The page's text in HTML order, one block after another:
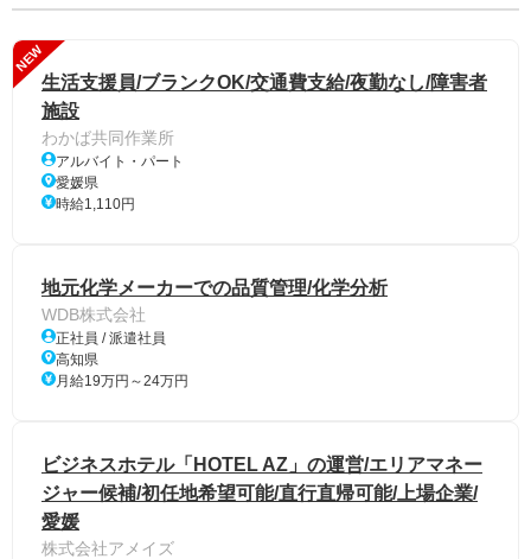
NEW
生活支援員/ブランクOK/交通費支給/夜勤なし/障害者
施設
わかば共同作業所
アルバイト・パート
愛媛県
時給1,110円
地元化学メーカーでの品質管理/化学分析
WDB株式会社
正社員 / 派遣社員
高知県
月給19万円～24万円
ビジネスホテル「HOTEL AZ」の運営/エリアマネー
ジャー候補/初任地希望可能/直行直帰可能/上場企業/
愛媛
株式会社アメイズ